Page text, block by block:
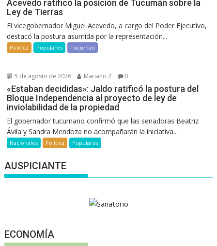
Acevedo ratificó la posición de Tucumán sobre la
Ley de Tierras
El vicegobernador Miguel Acevedo, a cargo del Poder Ejecutivo,
destacó la postura asumida por la representación...
Política Populares Tucumán
5 de agosto de 2026 Mariano Z 0
«Estaban decididas»: Jaldo ratificó la postura del
Bloque Independencia al proyecto de ley de
inviolabilidad de la propiedad
El gobernador tucumano confirmó que las senadoras Beatriz
Ávila y Sandra Mendoza no acompañarán la iniciativa...
Nacionales Política Populares
AUSPICIANTE
ECONOMÍA